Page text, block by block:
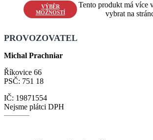
VÝBĚR
MOŽNOSTÍ
Tento produkt má více
vybrat na
PROVOZOVATEL
Michal Prachniar
Říkovice 66
PSČ: 751 18
IČ: 19871554
Nejsme plátci DPH